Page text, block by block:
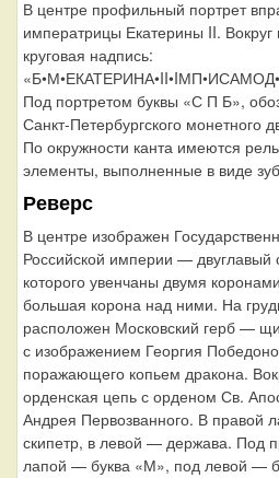
В центре профильный портрет
императрицы Екатерины II. Вокруг
круговая надпись:
Под портретом буквы «С П Б»,
Санкт-Петербургского монетного
По окружности канта имеются
элементы, выполненные в виде
Реверс
В центре изображен
Российской империи — двуглавый
которого увенчаны двумя
большая корона над ними. На
расположен Московский герб —
с изображением Георгия
поражающего копьем дракона.
орденская цепь с орденом Св.
Андрея Первозванного. В правой
скипетр, в левой — держава. Под
лапой — буква «М», под левой —